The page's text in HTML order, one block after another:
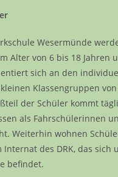
Wesermünde
Alter von 6 bis 18 Jahren
sich an den
Klassengruppen
der Schüler kommt
als Fahrschülerinnen
Weiterhin wohnen
Internat des DRK, das sich
befindet.